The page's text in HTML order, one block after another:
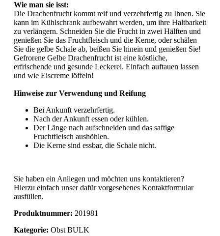
Wie man sie isst:
Die Drachenfrucht kommt reif und verzehrfertig zu Ihnen. Sie
kann im Kühlschrank aufbewahrt werden, um ihre Haltbarkeit
zu verlängern. Schneiden Sie die Frucht in zwei Hälften und
genießen Sie das Fruchtfleisch und die Kerne, oder schälen
Sie die gelbe Schale ab, beißen Sie hinein und genießen Sie!
Gefrorene Gelbe Drachenfrucht ist eine köstliche,
erfrischende und gesunde Leckerei. Einfach auftauen lassen
und wie Eiscreme löffeln!
Hinweise zur Verwendung und Reifung
Bei Ankunft verzehrfertig.
Nach der Ankunft essen oder kühlen.
Der Länge nach aufschneiden und das saftige
Fruchtfleisch aushöhlen.
Die Kerne sind essbar, die Schale nicht.
Sie haben ein Anliegen und möchten uns kontaktieren?
Hierzu einfach unser dafür vorgesehenes Kontaktformular
ausfüllen.
Produktnummer: 201981
Kategorie: Obst BULK